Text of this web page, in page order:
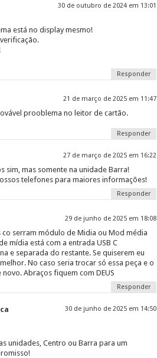
30 de outubro de 2024 em 13:01
está no display mesmo!
Responder
21 de março de 2025 em 11:47
prooblema no leitor de cartão.
Responder
27 de março de 2025 em 16:22
sim, mas somente na unidade Barra!
telefones para maiores informações!
Responder
29 de junho de 2025 em 18:08
serram módulo de Midia ou Mod média
mídia está com a entrada USB C
e separada do restante. Se quiserem eu
No caso seria trocar só essa peça e o
Abraços fiquem com DEUS
Responder
30 de junho de 2025 em 14:50
unidades, Centro ou Barra para um